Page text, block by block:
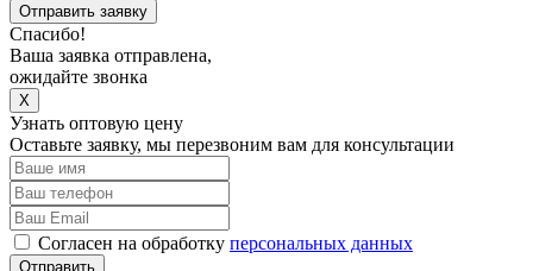
Отправить заявку
Спасибо!
Ваша заявка отправлена,
ожидайте звонка
X
Узнать оптовую цену
Оставьте заявку, мы перезвоним вам для консультации
Согласен на обработку персональных данных
Отправить